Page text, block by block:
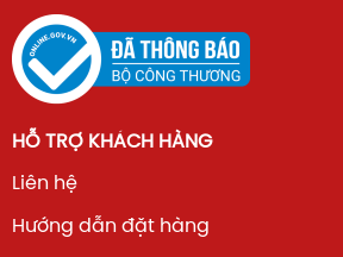
HỖ TRỢ KHÁCH HÀNG
Liên hệ
Hướng dẫn đặt hàng